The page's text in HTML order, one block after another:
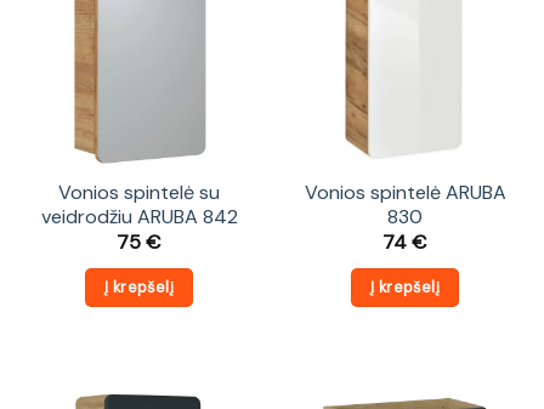
Vonios spintelė su
veidrodžiu ARUBA 842
75€
Į krepšelį
Vonios spintelė ARUBA
830
74€
Į krepšelį